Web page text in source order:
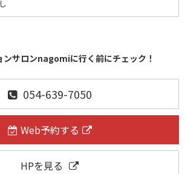
ンサロンnagomiに行く前にチェック！
054-639-7050
Web予約する
HPを見る